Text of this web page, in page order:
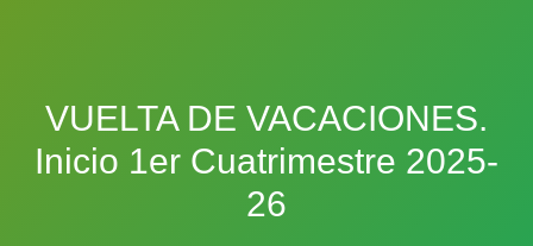
VUELTA DE VACACIONES.
Inicio 1er Cuatrimestre 2025-
26